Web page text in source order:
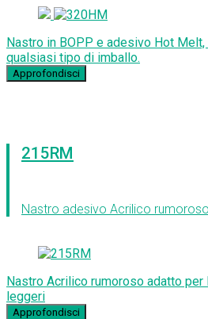
Nastro in BOPP e adesivo Hot
qualsiasi tipo di imballo.
Approfondisci
215RM
Nastro adesivo Acrilico
Nastro Acrilico rumoroso adatto per
leggeri
Approfondisci